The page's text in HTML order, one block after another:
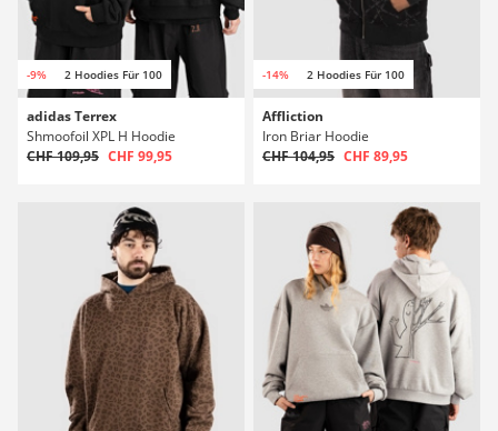
-9% 2 Hoodies Für 100
adidas Terrex
Shmoofoil XPL H Hoodie
CHF 109,95 CHF 99,95
-14% 2 Hoodies Für 100
Affliction
Iron Briar Hoodie
CHF 104,95 CHF 89,95